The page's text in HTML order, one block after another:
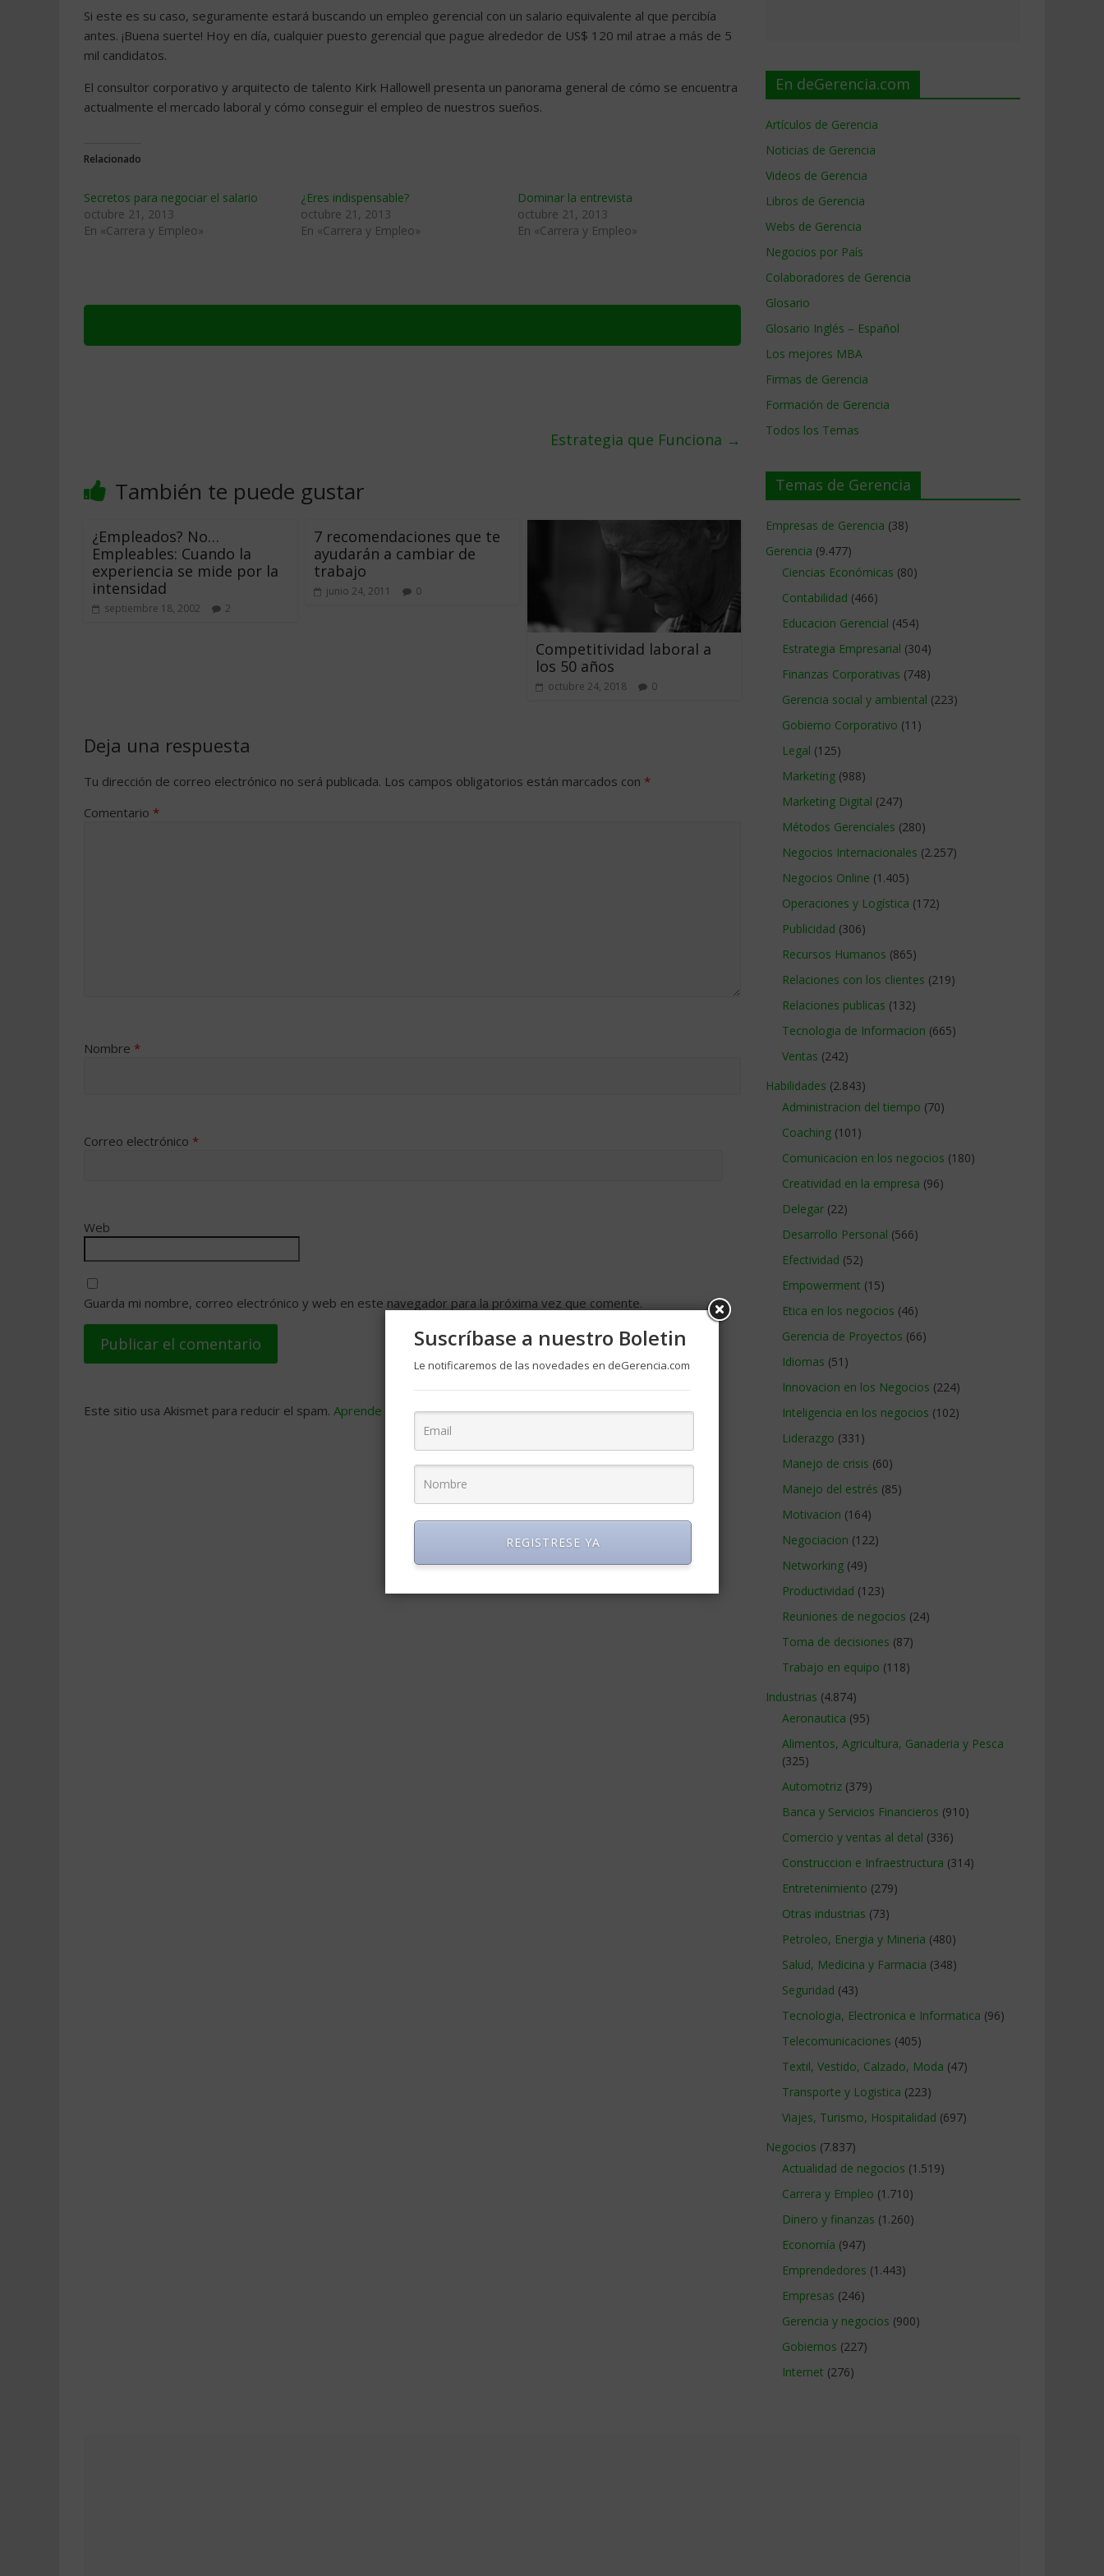
Si este es su caso, seguramente estará buscando un empleo gerencial con un salario equivalente al que percibía
antes. ¡Buena suerte! Hoy en día, cualquier puesto gerencial que pague alrededor de US$ 120 mil atrae a más de 5
mil candidatos.
El consultor corporativo y arquitecto de talento Kirk Hallowell presenta un panorama general de cómo se encuentra
actualmente el mercado laboral y cómo conseguir el empleo de nuestros sueños.
Relacionado
Secretos para negociar el salario
octubre 21, 2013
En «Carrera y Empleo»
¿Eres indispensable?
octubre 21, 2013
En «Carrera y Empleo»
Dominar la entrevista
octubre 21, 2013
En «Carrera y Empleo»
Estrategia que Funciona →
También te puede gustar
¿Empleados? No…
Empleables: Cuando la
experiencia se mide por la
intensidad
septiembre 18, 2002 2
7 recomendaciones que te
ayudarán a cambiar de
trabajo
junio 24, 2011 0
Competitividad laboral a
los 50 años
octubre 24, 2018 0
Deja una respuesta
Tu dirección de correo electrónico no será publicada. Los campos obligatorios están marcados con *
Comentario *
Nombre *
Correo electrónico *
Web
Guarda mi nombre, correo electrónico y web en este navegador para la próxima vez que comente.
Este sitio usa Akismet para reducir el spam. Aprende cómo se procesan los datos de tus comentarios.
En deGerencia.com
Artículos de Gerencia
Noticias de Gerencia
Videos de Gerencia
Libros de Gerencia
Webs de Gerencia
Negocios por País
Colaboradores de Gerencia
Glosario
Glosario Inglés – Español
Los mejores MBA
Firmas de Gerencia
Formación de Gerencia
Todos los Temas
Temas de Gerencia
Empresas de Gerencia (38)
Gerencia (9.477)
Ciencias Económicas (80)
Contabilidad (466)
Educacion Gerencial (454)
Estrategia Empresarial (304)
Finanzas Corporativas (748)
Gerencia social y ambiental (223)
Gobierno Corporativo (11)
Legal (125)
Marketing (988)
Marketing Digital (247)
Métodos Gerenciales (280)
Negocios Internacionales (2.257)
Negocios Online (1.405)
Operaciones y Logística (172)
Publicidad (306)
Recursos Humanos (865)
Relaciones con los clientes (219)
Relaciones publicas (132)
Tecnologia de Informacion (665)
Ventas (242)
Habilidades (2.843)
Administracion del tiempo (70)
Coaching (101)
Comunicacion en los negocios (180)
Creatividad en la empresa (96)
Delegar (22)
Desarrollo Personal (566)
Efectividad (52)
Empowerment (15)
Etica en los negocios (46)
Gerencia de Proyectos (66)
Idiomas (51)
Innovacion en los Negocios (224)
Inteligencia en los negocios (102)
Liderazgo (331)
Manejo de crisis (60)
Manejo del estrés (85)
Motivacion (164)
Negociacion (122)
Networking (49)
Productividad (123)
Reuniones de negocios (24)
Toma de decisiones (87)
Trabajo en equipo (118)
Industrias (4.874)
Aeronautica (95)
Alimentos, Agricultura, Ganaderia y Pesca
(325)
Automotriz (379)
Banca y Servicios Financieros (910)
Comercio y ventas al detal (336)
Construccion e Infraestructura (314)
Entretenimiento (279)
Otras industrias (73)
Petroleo, Energia y Mineria (480)
Salud, Medicina y Farmacia (348)
Seguridad (43)
Tecnologia, Electronica e Informatica (96)
Telecomunicaciones (405)
Textil, Vestido, Calzado, Moda (47)
Transporte y Logistica (223)
Viajes, Turismo, Hospitalidad (697)
Negocios (7.837)
Actualidad de negocios (1.519)
Carrera y Empleo (1.710)
Dinero y finanzas (1.260)
Economía (947)
Emprendedores (1.443)
Empresas (246)
Gerencia y negocios (900)
Gobiernos (227)
Internet (276)
Suscríbase a nuestro Boletin
Le notificaremos de las novedades en deGerencia.com
REGISTRESE YA